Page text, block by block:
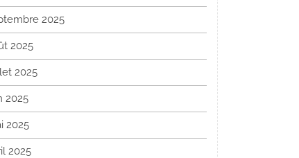
2025
2025
2025
2025
2025
2025